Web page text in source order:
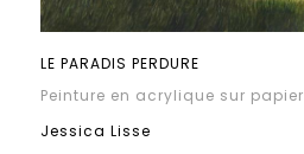
LE PARADIS PERDURE
Peinture en acrylique sur papier
Jessica Lisse